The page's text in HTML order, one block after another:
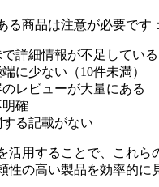
る商品は注意が必要です：
詳細情報が不足している
に少ない（10件未満）
レビューが大量にある
確
る記載がない
活用することで、これら
性の高い製品を効率的に